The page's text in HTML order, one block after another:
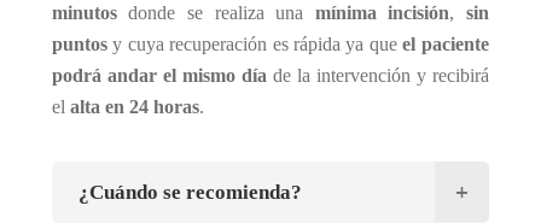
minutosdonde se realiza una mínima incisión, sin
puntosy cuya recuperación es rápida ya queel paciente
podrá andar el mismo día de la intervención y recibirá
el alta en 24 horas.
¿Cuándo se recomienda?